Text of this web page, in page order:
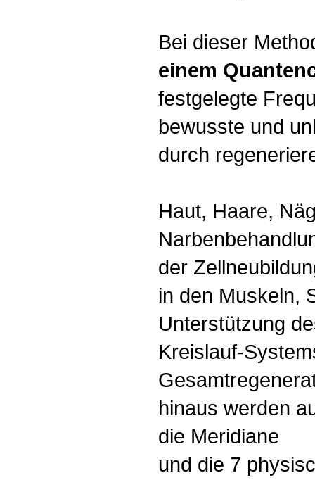
Bei dieser
einem
festgelegte
bewusste und
durch
Haut, Haare,
der
in den Muskeln,
Unterstützung
Kreislauf-
hinaus werden
die Meridiane
und die 7